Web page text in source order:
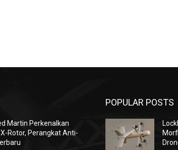
Martin Perkenalkan
Rotor, Perangkat Anti-
POPULAR POSTS